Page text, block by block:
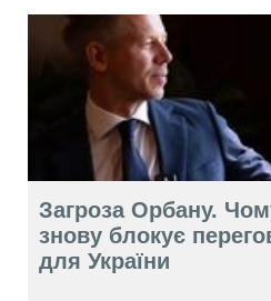
Загроза Орбану.
знову блокує
для України